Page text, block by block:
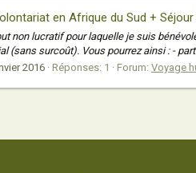
en Afrique du Sud +
non lucratif pour laquelle je suis
(sans surcoût). Vous pourrez ainsi : -
2016 Réponses: 1 Forum: Voyage